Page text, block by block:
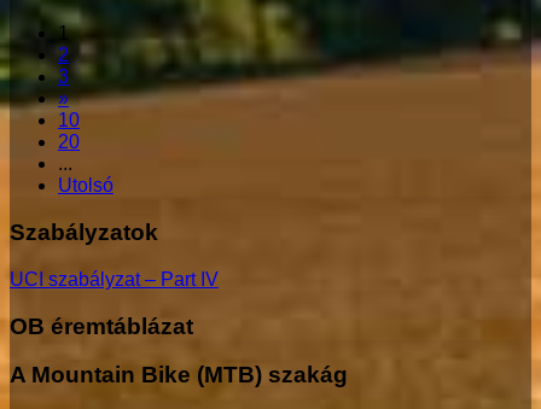
1
2
3
»
10
20
...
Utolsó
Szabályzatok
UCI szabályzat – Part IV
OB éremtáblázat
A Mountain Bike (MTB) szakág